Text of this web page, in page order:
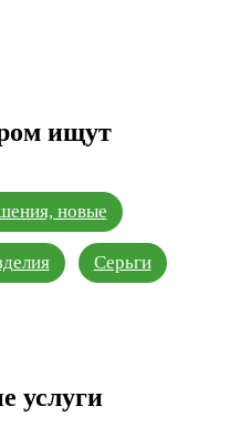
ищут
новые
Серьги
услуги